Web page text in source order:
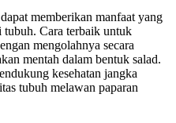
memberikan manfaat yang
Cara terbaik untuk
mengolahnya secara
mentah dalam bentuk salad.
kesehatan jangka
tubuh melawan paparan